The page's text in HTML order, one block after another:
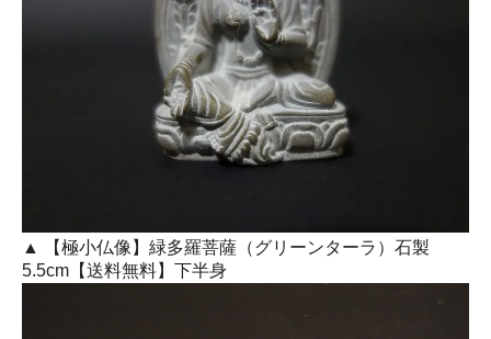
▲ 【極小仏像】緑多羅菩薩（グリーンターラ）石製
5.5cm【送料無料】下半身